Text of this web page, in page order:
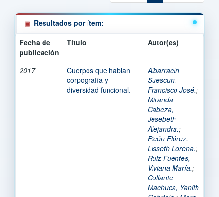
Resultados por ítem:
Fecha de
publicación
Título Autor(es)
2017
Cuerpos que hablan:
corpografía y
diversidad funcional.
Albarracín
Suescun,
Francisco José.;
Miranda
Cabeza,
Jesebeth
Alejandra.;
Picón Flórez,
Lisseth Lorena.;
Ruiz Fuentes,
Viviana María.;
Collante
Machuca, Yanith